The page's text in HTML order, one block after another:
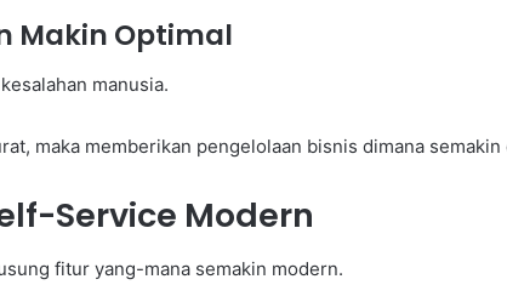
Makin Optimal
manusia.
maka memberikan pengelolaan bisnis dimana semakin
Service Modern
fitur yang-mana semakin modern.